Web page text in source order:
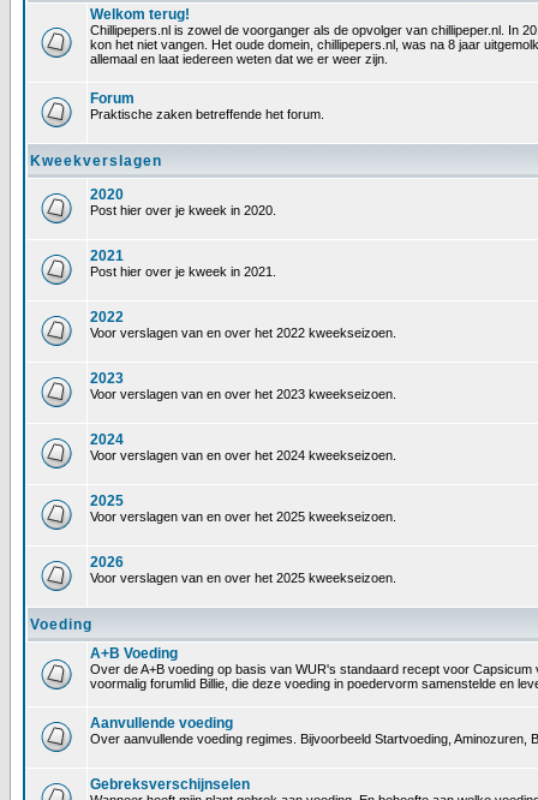
Welkom terug!
Chillipepers.nl is zowel de voorganger als de opvolger van chillipeper.nl. In
kon het niet vangen. Het oude domein, chillipepers.nl, was na 8 jaar
allemaal en laat iedereen weten dat we er weer zijn.
Forum
Praktische zaken betreffende het forum.
Kweekverslagen
2020
Post hier over je kweek in 2020.
2021
Post hier over je kweek in 2021.
2022
Voor verslagen van en over het 2022 kweekseizoen.
2023
Voor verslagen van en over het 2023 kweekseizoen.
2024
Voor verslagen van en over het 2024 kweekseizoen.
2025
Voor verslagen van en over het 2025 kweekseizoen.
2026
Voor verslagen van en over het 2025 kweekseizoen.
Voeding
A+B Voeding
Over de A+B voeding op basis van WUR's standaard recept voor
voormalig forumlid Billie, die deze voeding in poedervorm samenstelde en
Aanvullende voeding
Over aanvullende voeding regimes. Bijvoorbeeld Startvoeding, Aminozuren,
Gebreksverschijnselen